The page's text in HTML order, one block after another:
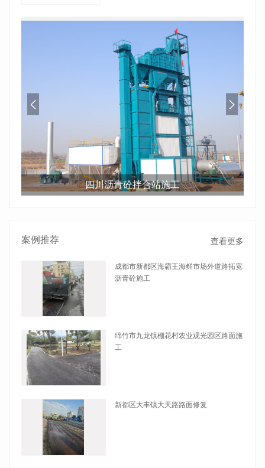
四川沥青砼拌合站施工
案例推荐 查看更多
成都市新都区海霸王海鲜市场外道路拓宽
沥青砼施工
绵竹市九龙镇棚花村农业观光园区路面施
工
新都区大丰镇大天路路面修复